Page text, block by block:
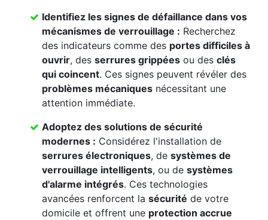
Identifiez les signes de défaillance dans vos
mécanismes de verrouillage : Recherchez
des indicateurs comme des portes difficiles à
ouvrir, des serrures grippées ou des clés
qui coincent. Ces signes peuvent révéler des
problèmes mécaniques nécessitant une
attention immédiate.
Adoptez des solutions de sécurité
modernes : Considérez l'installation de
serrures électroniques, de systèmes de
verrouillage intelligents, ou de systèmes
d'alarme intégrés. Ces technologies
avancées renforcent la sécurité de votre
domicile et offrent une protection accrue